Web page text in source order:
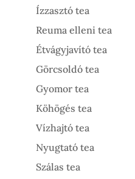
Ízzasztó tea
Reuma elleni tea
Étvágyjavító tea
Görcsoldó tea
Gyomor tea
Köhögés tea
Vízhajtó tea
Nyugtató tea
Szálas tea